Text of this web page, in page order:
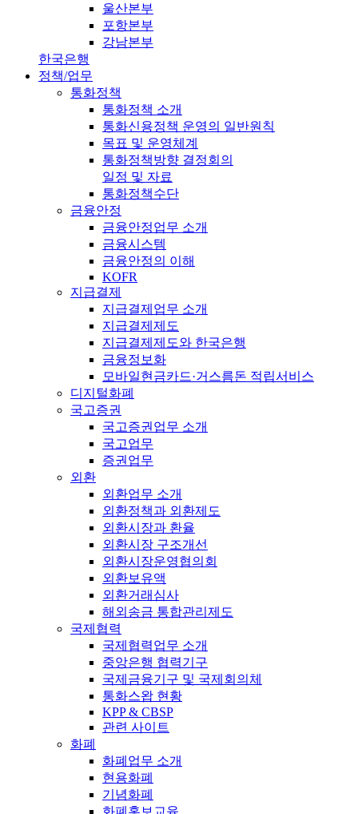
울산본부
포항본부
강남본부
한국은행
정책/업무
통화정책
통화정책 소개
통화신용정책 운영의 일반원칙
목표 및 운영체계
통화정책방향 결정회의
일정 및 자료
통화정책수단
금융안정
금융안정업무 소개
금융시스템
금융안정의 이해
KOFR
지급결제
지급결제업무 소개
지급결제제도
지급결제제도와 한국은행
금융정보화
모바일현금카드·거스름돈 적립서비스
디지털화폐
국고증권
국고증권업무 소개
국고업무
증권업무
외환
외환업무 소개
외환정책과 외환제도
외환시장과 환율
외환시장 구조개선
외환시장운영협의회
외환보유액
외환거래심사
해외송금 통합관리제도
국제협력
국제협력업무 소개
중앙은행 협력기구
국제금융기구 및 국제회의체
통화스왑 현황
KPP & CBSP
관련 사이트
화폐
화폐업무 소개
현용화폐
기념화폐
화폐홍보교육